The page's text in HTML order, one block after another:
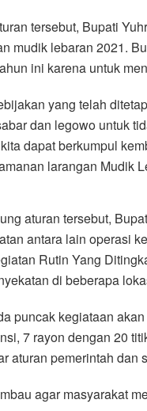
tersebut, Bupati
mudik lebaran 2021.
ini karena untuk
yang telah
dan legowo untuk
dapat berkumpul
larangan Mudik
aturan tersebut,
antara lain operasi
Rutin Yang
di beberapa
puncak kegiataan
7 rayon dengan 20
aturan pemerintah
agar masyarakat